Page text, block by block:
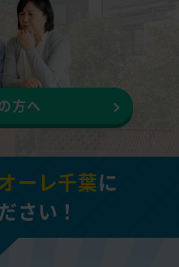
方へ
ーレ千葉に
さい！